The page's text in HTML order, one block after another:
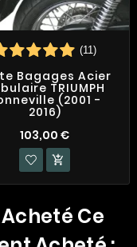
(11)
Bagages Acier
TRIUMPH
(2001 -
2016)
103,00 €

Ce